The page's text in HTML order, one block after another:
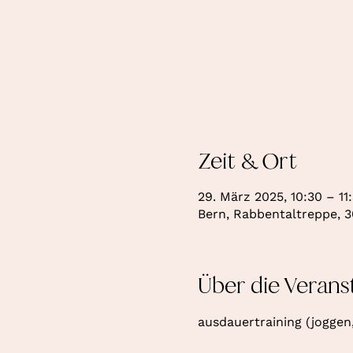
Zeit & Ort
29. März 2025, 10:30 –
Bern, Rabbentaltreppe,
Über die
ausdauertraining